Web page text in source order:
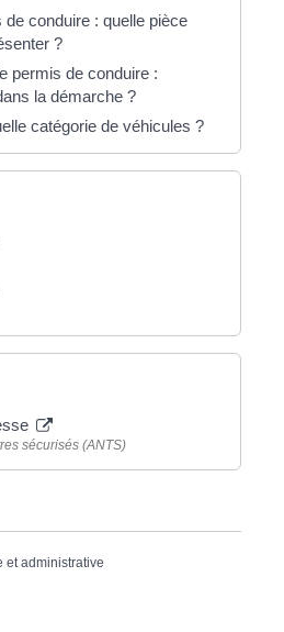
conduire : quelle pièce
?
permis de conduire :
la démarche ?
catégorie de véhicules ?
sécurisés (ANTS)
et administrative